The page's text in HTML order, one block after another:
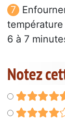
6 à 7
Notez